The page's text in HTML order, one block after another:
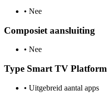
• Nee
Composiet aansluiting
• Nee
Type Smart TV Platform
• Uitgebreid aantal apps